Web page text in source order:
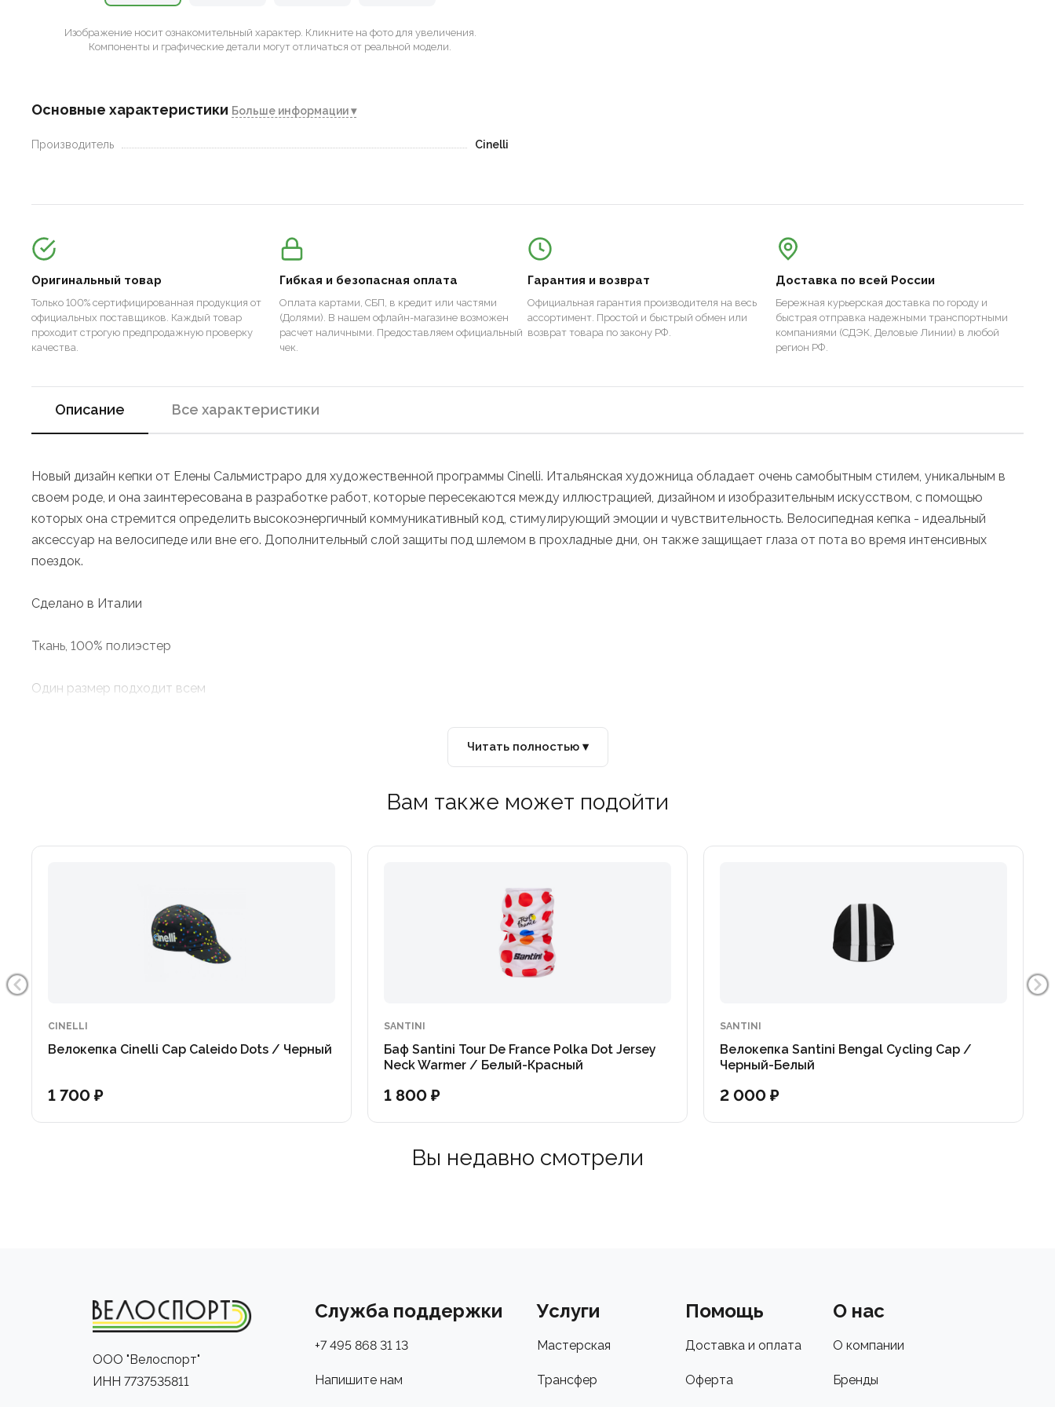
Изображение носит ознакомительный характер. Кликните на фото для увеличения.
Компоненты и графические детали могут отличаться от реальной модели.
Основные характеристики Больше информации ▾
Производитель Cinelli
Оригинальный товар
Только 100% сертифицированная продукция от
официальных поставщиков. Каждый товар
проходит строгую предпродажную проверку
качества.
Гибкая и безопасная оплата
Оплата картами, СБП, в кредит или частями
(Долями). В нашем офлайн-магазине возможен
расчет наличными. Предоставляем официальный
чек.
Гарантия и возврат
Официальная гарантия производителя на весь
ассортимент. Простой и быстрый обмен или
возврат товара по закону РФ.
Доставка по всей России
Бережная курьерская доставка по городу и
быстрая отправка надежными транспортными
компаниями (СДЭК, Деловые Линии) в любой
регион РФ.
Описание Все характеристики
Новый дизайн кепки от Елены Сальмистраро для художественной программы Cinelli. Итальянская художница обладает очень самобытным стилем, уникальным в
своем роде, и она заинтересована в разработке работ, которые пересекаются между иллюстрацией, дизайном и изобразительным искусством, с помощью
которых она стремится определить высокоэнергичный коммуникативный код, стимулирующий эмоции и чувствительность. Велосипедная кепка - идеальный
аксессуар на велосипеде или вне его. Дополнительный слой защиты под шлемом в прохладные дни, он также защищает глаза от пота во время интенсивных
поездок.
Сделано в Италии
Ткань, 100% полиэстер
Один размер подходит всем
Читать полностью ▾
Вам также может подойти
CINELLI
Велокепка Cinelli Cap Caleido Dots / Черный
1 700 ₽
SANTINI
Баф Santini Tour De France Polka Dot Jersey
Neck Warmer / Белый-Красный
1 800 ₽
SANTINI
Велокепка Santini Bengal Cycling Cap /
Черный-Белый
2 000 ₽
Вы недавно смотрели
ООО "Велоспорт"
ИНН 7737535811
Служба поддержки
+7 495 868 31 13
Напишите нам
Услуги
Мастерская
Трансфер
Помощь
Доставка и оплата
Оферта
О нас
О компании
Бренды